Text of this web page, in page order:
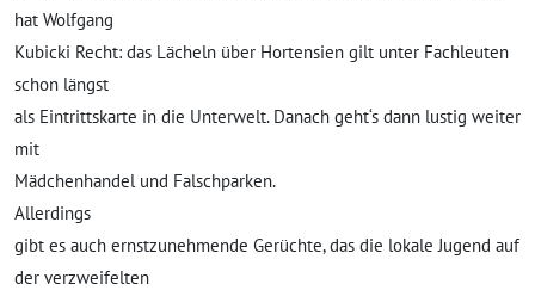
hat Wolfgang
Kubicki Recht: das Lächeln über Hortensien gilt unter Fachleuten
schon längst
als Eintrittskarte in die Unterwelt. Danach geht‘s dann lustig weiter
mit
Mädchenhandel und Falschparken.
Allerdings
gibt es auch ernstzunehmende Gerüchte, das die lokale Jugend auf
der verzweifelten